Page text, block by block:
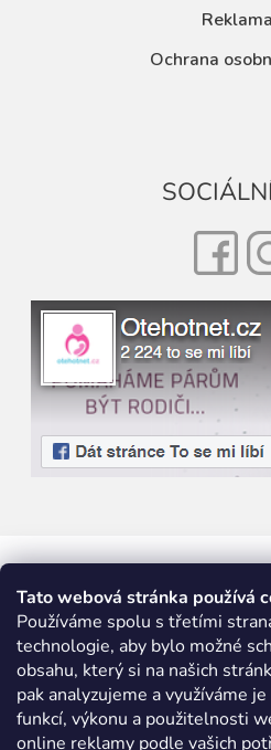
Tato webová stránka používá
Používáme spolu s třetími
technologie, aby bylo možné
obsahu, který si na našich
pak analyzujeme a využíváme
funkcí, výkonu a použitelnosti
online reklamy podle vašich
Ochrana